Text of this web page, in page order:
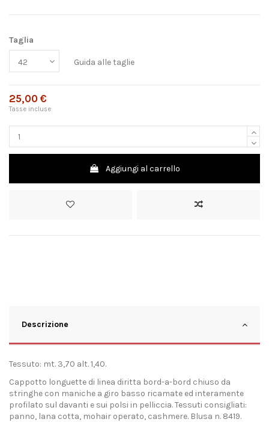
Taglia
Guida alle taglie
25,00 €
Tasse incluse
Aggiungi al carrello
Descrizione
Tessuto: mt. 3,70 alt. 1,40.
Cappotto longuette di linea diritta bord-a-bord chiuso da
stringhe con maniche a giro basso ricamate ed interamente
profilato sul davanti e sui polsi in pelliccia. Tessuti consigliati:
panno, lana cotta, mohair operato, cashmere. Blusa n. 8419.